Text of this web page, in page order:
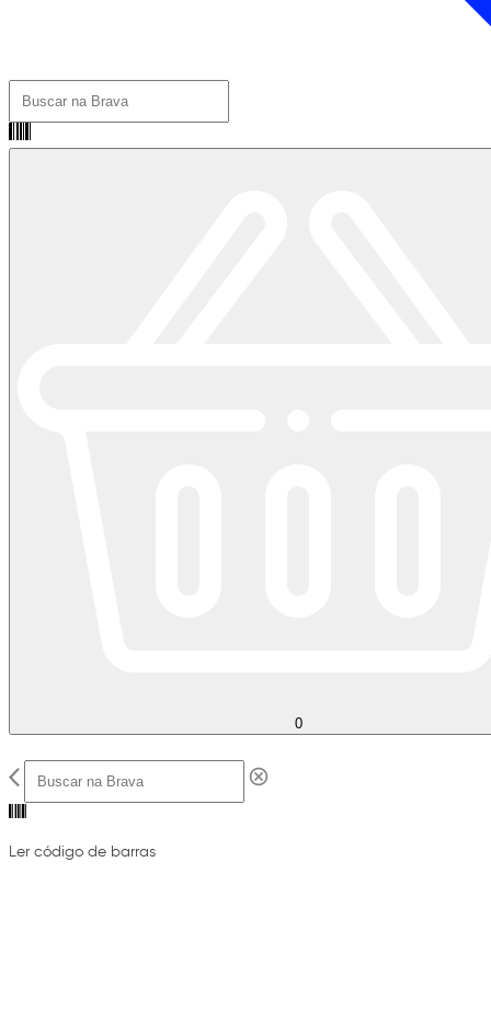
0
Ler código de barras